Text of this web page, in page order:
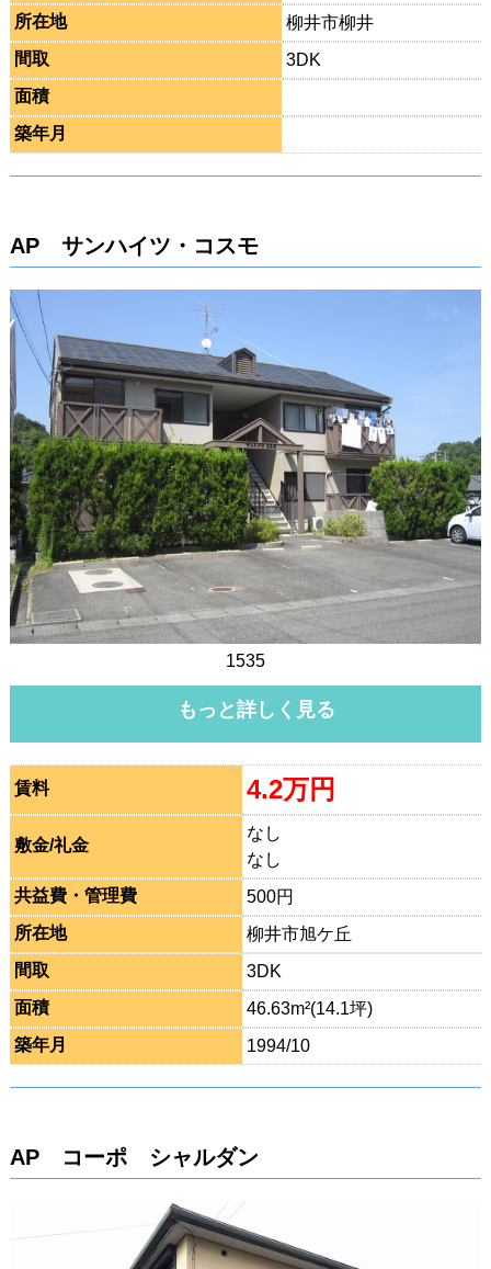
所在地
柳井市柳井
間取
3DK
面積
築年月
AP サンハイツ・コスモ
1535
もっと詳しく見る
賃料 4.2万円
敷金/礼金
なし
なし
共益費・管理費
500円
所在地
柳井市旭ケ丘
間取
3DK
面積
46.63m²(14.1坪)
築年月
1994/10
AP コーポ シャルダン